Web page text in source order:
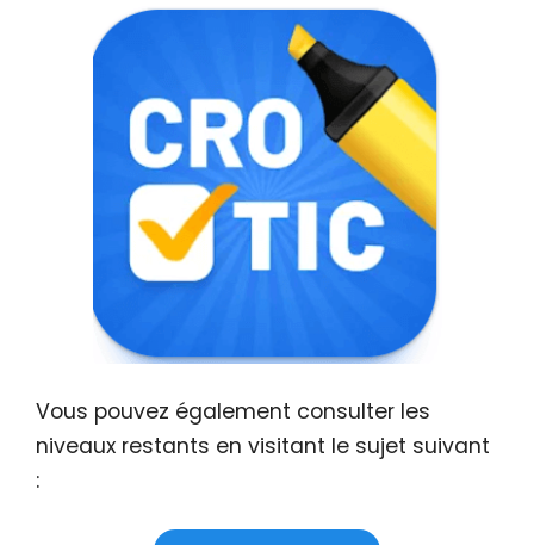
Vous pouvez également consulter les
niveaux restants en visitant le sujet suivant
: